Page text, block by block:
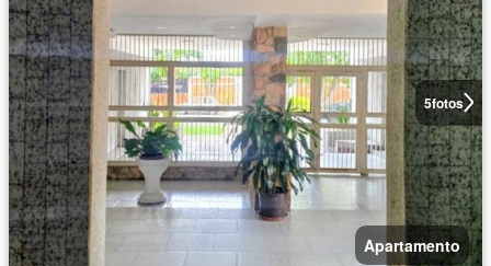
5fotos
Apartamento